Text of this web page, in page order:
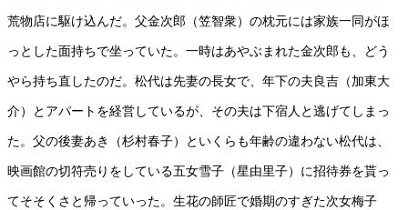
荒物店に駆け込んだ。父金次郎（笠智衆）の枕元には家族一同がほ
っとした面持ちで坐っていた。一時はあやぶまれた金次郎も、どう
やら持ち直したのだ。松代は先妻の長女で、年下の夫良吉（加東大
介）とアパートを経営しているが、その夫は下宿人と逃げてしまっ
た。父の後妻あき（杉村春子）といくらも年齢の違わない松代は、
映画館の切符売りをしている五女雪子（星由里子）に招待券を貰っ
てそそくさと帰っていった。生花の師匠で婚期のすぎた次女梅子